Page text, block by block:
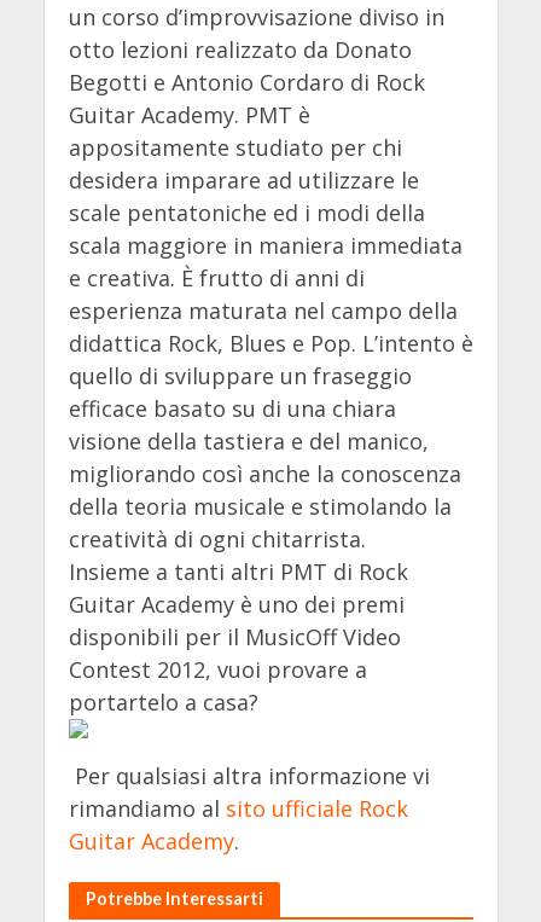
un corso d’improvvisazione diviso in
otto lezioni realizzato da Donato
Begotti e Antonio Cordaro di Rock
Guitar Academy. PMT è
appositamente studiato per chi
desidera imparare ad utilizzare le
scale pentatoniche ed i modi della
scala maggiore in maniera immediata
e creativa. È frutto di anni di
esperienza maturata nel campo della
didattica Rock, Blues e Pop. L’intento è
quello di sviluppare un fraseggio
efficace basato su di una chiara
visione della tastiera e del manico,
migliorando così anche la conoscenza
della teoria musicale e stimolando la
creatività di ogni chitarrista.
Insieme a tanti altri PMT di Rock
Guitar Academy è uno dei premi
disponibili per il MusicOff Video
Contest 2012, vuoi provare a
portartelo a casa?
Per qualsiasi altra informazione vi
rimandiamo al sito ufficiale Rock
Guitar Academy.
Potrebbe Interessarti